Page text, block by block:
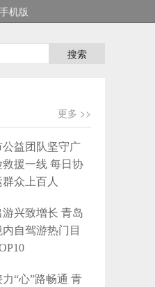
手机版
搜索
更多 >>
公益团队坚守广
救援一线 每日协
群众上百人
兴致增长 青岛
内自驾游热门目
“心”路畅通 青